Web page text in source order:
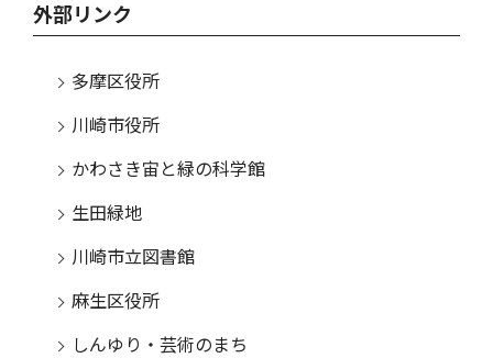
外部リンク
多摩区役所
川崎市役所
かわさき宙と緑の科学館
生田緑地
川崎市立図書館
麻生区役所
しんゆり・芸術のまち